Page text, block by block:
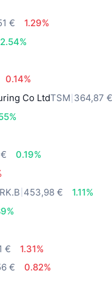
€
1.29%
2.54%
0.14%
Co LtdTSM 364,87
0.19%
453,98 €
1.11%
€
1.31%
€
0.82%